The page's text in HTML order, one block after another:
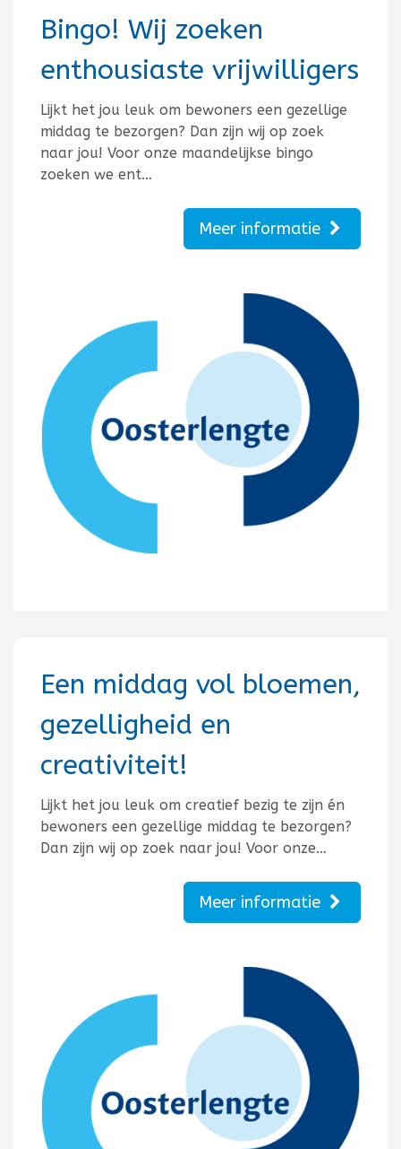
Bingo! Wij zoeken
enthousiaste vrijwilligers
Lijkt het jou leuk om bewoners een gezellige
middag te bezorgen? Dan zijn wij op zoek
naar jou! Voor onze maandelijkse bingo
zoeken we ent…
Meer informatie
Een middag vol bloemen,
gezelligheid en
creativiteit!
Lijkt het jou leuk om creatief bezig te zijn én
bewoners een gezellige middag te bezorgen?
Dan zijn wij op zoek naar jou! Voor onze…
Meer informatie